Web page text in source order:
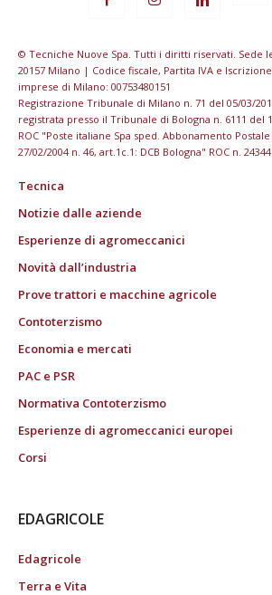
© Tecniche Nuove Spa. Tutti i diritti riservati. Sede
20157 Milano | Codice fiscale, Partita IVA e
imprese di Milano: 00753480151
Registrazione Tribunale di Milano n. 71 del 05/03/
registrata presso il Tribunale di Bologna n. 6111 del
ROC "Poste italiane Spa sped. Abbonamento Postale
27/02/2004 n. 46, art.1c.1: DCB Bologna" ROC n.
Tecnica
Notizie dalle aziende
Esperienze di agromeccanici
Novità dall’industria
Prove trattori e macchine agricole
Contoterzismo
Economia e mercati
PAC e PSR
Normativa Contoterzismo
Esperienze di agromeccanici europei
Corsi
EDAGRICOLE
Edagricole
Terra e Vita